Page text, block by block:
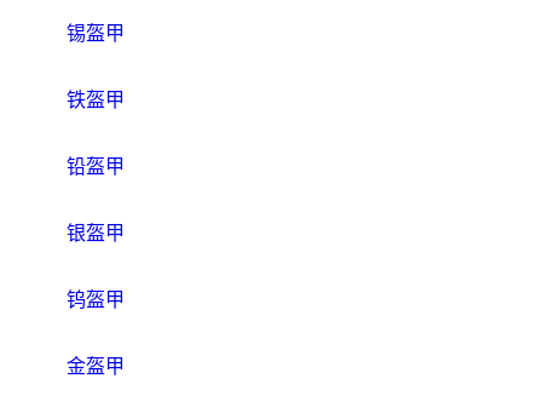
锡盔甲
铁盔甲
铅盔甲
银盔甲
钨盔甲
金盔甲